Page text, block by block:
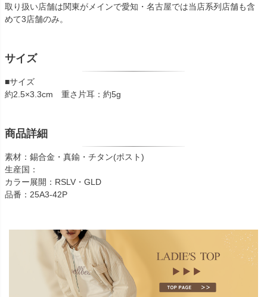
取り扱い店舗は関東がメインで愛知・名古屋では当店系列店舗も含
めて3店舗のみ。
サイズ
■サイズ
約2.5×3.3cm 重さ片耳：約5g
商品詳細
素材：錫合金・真鍮・チタン(ポスト)
生産国：
カラー展開：RSLV・GLD
品番：25A3-42P